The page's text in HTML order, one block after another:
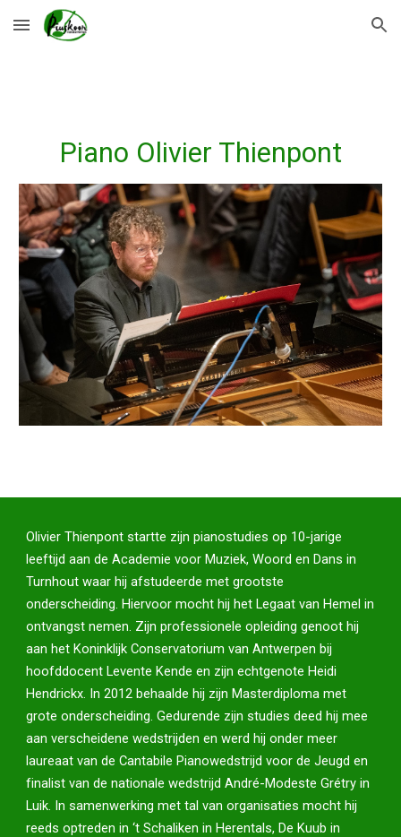
Skip to main content Skip to navigation
Piano Olivier Thienpont
Olivier Thienpont startte zijn pianostudies op 10-jarige
leeftijd aan de Academie voor Muziek, Woord en Dans in
Turnhout waar hij afstudeerde met grootste
onderscheiding. Hiervoor mocht hij het Legaat van Hemel in
ontvangst nemen. Zijn professionele opleiding genoot hij
aan het Koninklijk Conservatorium van Antwerpen bij
hoofddocent Levente Kende en zijn echtgenote Heidi
Hendrickx. In 2012 behaalde hij zijn Masterdiploma met
grote onderscheiding. Gedurende zijn studies deed hij mee
aan verscheidene wedstrijden en werd hij onder meer
laureaat van de Cantabile Pianowedstrijd voor de Jeugd en
finalist van de nationale wedstrijd André-Modeste Grétry in
Luik. In samenwerking met tal van organisaties mocht hij
reeds optreden in ‘t Schaliken in Herentals, De Kuub in